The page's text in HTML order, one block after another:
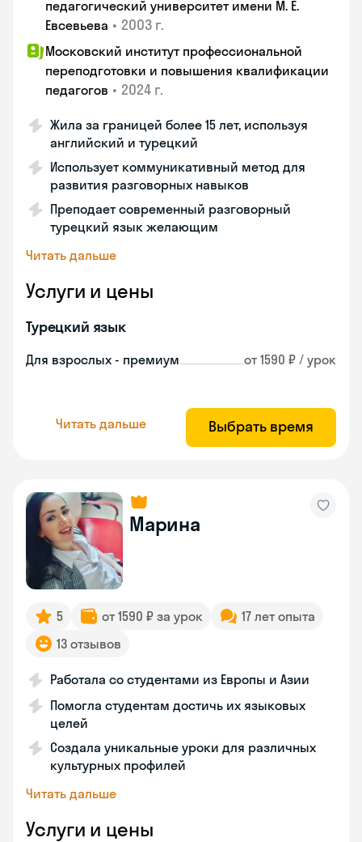
педагогический университет имени М. Е.
Евсевьева • 2003 г.
Московский институт профессиональной
переподготовки и повышения квалификации
педагогов • 2024 г.
Жила за границей более 15 лет, используя
английский и турецкий
Использует коммуникативный метод для
развития разговорных навыков
Преподает современный разговорный
турецкий язык желающим
Читать дальше
Услуги и цены
Турецкий язык
Для взрослых - премиум от 1590 ₽ / урок
Читать дальше Выбрать время
Марина
5 от 1590 ₽ за урок
17 лет опыта
13 отзывов
Работала со студентами из Европы и Азии
Помогла студентам достичь их языковых
целей
Создала уникальные уроки для различных
культурных профилей
Читать дальше
Услуги и цены